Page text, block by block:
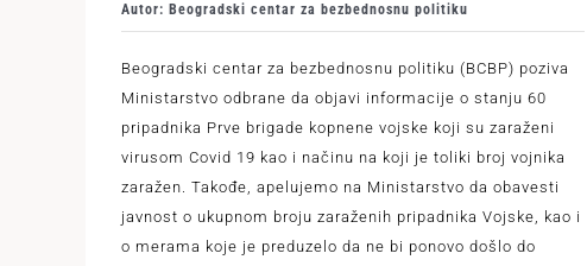
Autor: Beogradski centar za bezbednosnu politiku
Beogradski centar za bezbednosnu politiku (BCBP) poziva
Ministarstvo odbrane da objavi informacije o stanju 60
pripadnika Prve brigade kopnene vojske koji su zaraženi
virusom Covid 19 kao i načinu na koji je toliki broj vojnika
zaražen. Takođe, apelujemo na Ministarstvo da obavesti
javnost o ukupnom broju zaraženih pripadnika Vojske, kao i
o merama koje je preduzelo da ne bi ponovo došlo do